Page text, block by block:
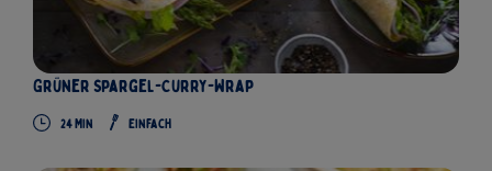
Grüner Spargel-Curry-Wrap
24Min Einfach